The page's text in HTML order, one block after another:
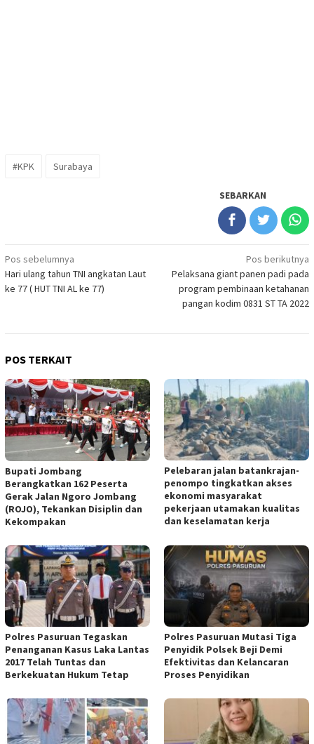
#KPK Surabaya
SEBARKAN
Navigasi
pos
Pos sebelumnya
Hari ulang tahun TNI angkatan Laut
ke 77 ( HUT TNI AL ke 77)
Pos berikutnya
Pelaksana giant panen padi pada
program pembinaan ketahanan
pangan kodim 0831 ST TA 2022
POS TERKAIT
Bupati Jombang
Berangkatkan 162 Peserta
Gerak Jalan Ngoro Jombang
(ROJO), Tekankan Disiplin dan
Kekompakan
Pelebaran jalan batankrajan-
penompo tingkatkan akses
ekonomi masyarakat
pekerjaan utamakan kualitas
dan keselamatan kerja
Polres Pasuruan Tegaskan
Penanganan Kasus Laka Lantas
2017 Telah Tuntas dan
Berkekuatan Hukum Tetap
Polres Pasuruan Mutasi Tiga
Penyidik Polsek Beji Demi
Efektivitas dan Kelancaran
Proses Penyidikan